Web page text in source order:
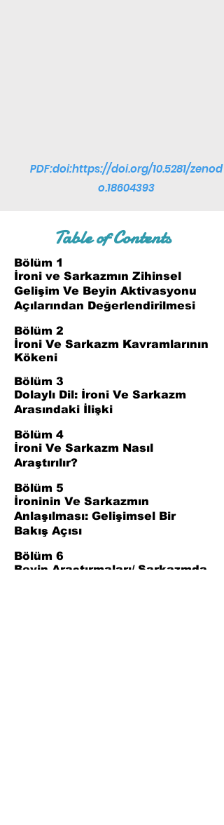
PDF:doi:https://doi.org/10.5281/zenod
o.18604393
Table of Contents
Bölüm 1
İroni ve Sarkazmın Zihinsel
Gelişim Ve Beyin Aktivasyonu
Açılarından Değerlendirilmesi
Bölüm 2
İroni Ve Sarkazm Kavramlarının
Kökeni
Bölüm 3
Dolaylı Dil: İroni Ve Sarkazm
Arasındaki İlişki
Bölüm 4
İroni Ve Sarkazm Nasıl
Araştırılır?
Bölüm 5
İroninin Ve Sarkazmın
Anlaşılması: Gelişimsel Bir
Bakış Açısı
Bölüm 6
Beyin Araştırmaları/ Sarkazmda